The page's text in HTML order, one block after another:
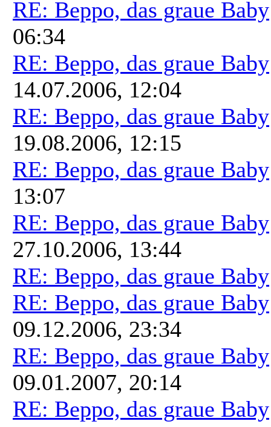
RE: Beppo, das graue Baby
06:34
RE: Beppo, das graue Baby
14.07.2006, 12:04
RE: Beppo, das graue Baby
19.08.2006, 12:15
RE: Beppo, das graue Baby
13:07
RE: Beppo, das graue Baby
27.10.2006, 13:44
RE: Beppo, das graue Baby
RE: Beppo, das graue Baby
09.12.2006, 23:34
RE: Beppo, das graue Baby
09.01.2007, 20:14
RE: Beppo, das graue Baby